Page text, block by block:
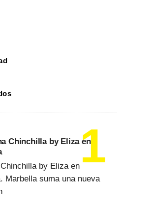
Chinchilla by Eliza en
by Eliza en
Marbella suma una nueva